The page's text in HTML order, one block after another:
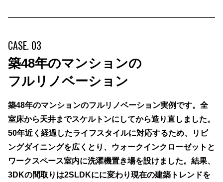
CASE. 03
築48年のマンションの
フルリノベーション
築48年のマンションのフルリノベーション実例です。全
室床から天井までスケルトンにしてから造り直しました。
50年近く経過したライフスタイルに対応するため、リビ
ングダイニングを広くとり、ウォークインクローゼットと
ワークスペース室内に洗濯機置き場を設けました。結果、
3DKの間取りは2SLDKにに変わり現在の建築トレンドを